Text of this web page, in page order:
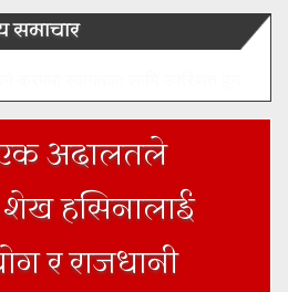
समाचार
अदालतले
शेख हसिनालाई
र राजधानी